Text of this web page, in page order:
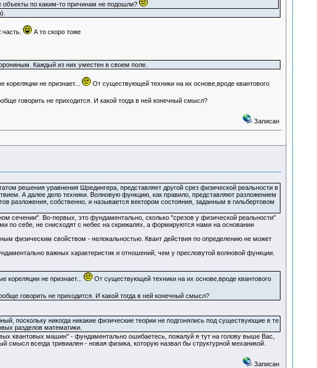
объекты по каким-то причинам не подошли?
А то скоро тоже
Каждый из них уместен в своем поле.
кореляции не признает...
От существующей техники на их основе,вроде квантового
говорить не приходится. И какой тогда в ней конечный смысл?
Записан
решения уравнения Шредингера, представляет другой срез физической реальности в
А далее дело техники. Волновую функцию, как правило, представляют разложением
разложения, собственно, и называется вектором состояния, заданным в гильбертовом
сечении". Во-первых, это фундаментально, сколько "срезов у физической реальности"
по себе, не снисходят с небес на скрижалях, а формируются нами на основании
физическим свойством - нелокальностью. Квант действия по определению не может
важных характеристик и отношений, чем у пресловутой волновой функции.
кореляции не признает...
От существующей техники на их основе,вроде квантового
говорить не приходится. И какой тогда в ней конечный смысл?
поскольку никогда никакие физические теории не подгонялись под существующие в те
разделов математики.
квантовых машин" - фундаментально ошибаетесь, пожалуй я тут на голову выше Вас,
всегда тривиален - новая физика, которую назвал бы структурной механикой.
Записан